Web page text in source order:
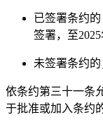
已签署条约
签署，至
未签署条约的
依条约第三十一条
于批准或加入条约